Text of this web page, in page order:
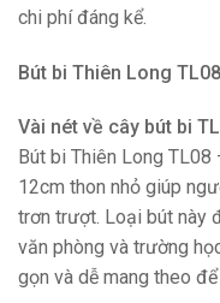
chi phí đáng kể.
Bút bi Thiên Long
Vài nét về cây bút bi
Bút bi Thiên Long
12cm thon nhỏ giúp
trơn trượt. Loại bút này
văn phòng và trường
gọn và dễ mang theo